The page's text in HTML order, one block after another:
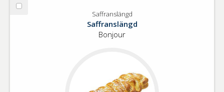
Välj
Saffranslängd
Saffranslängd
Bonjour